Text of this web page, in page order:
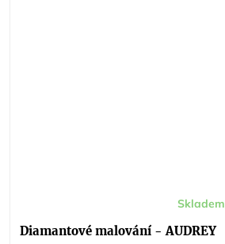
Diamantové malování - AUDREY
Skladem